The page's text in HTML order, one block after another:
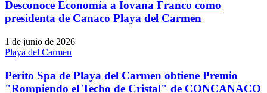
Desconoce Economía a Iovana Franco como
presidenta de Canaco Playa del Carmen
1 de junio de 2026
Playa del Carmen
Perito Spa de Playa del Carmen obtiene Premio
"Rompiendo el Techo de Cristal" de CONCANACO